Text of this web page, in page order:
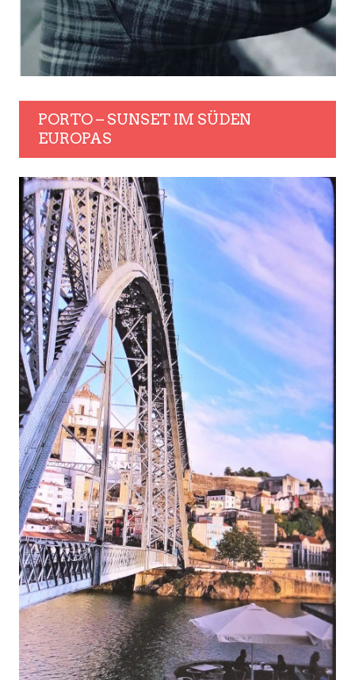
PORTO – SUNSET IM SÜDEN
EUROPAS